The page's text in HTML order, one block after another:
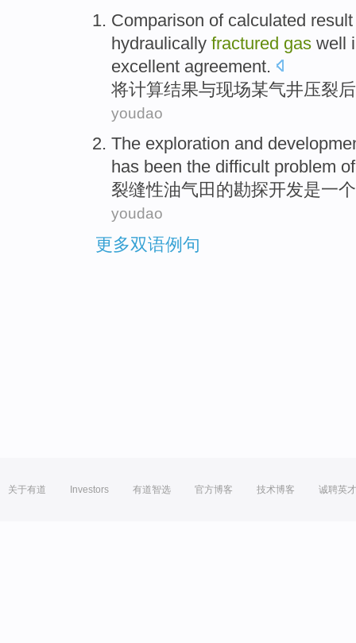
Comparison of calculated result
hydraulically fractured gas well
excellent agreement.
将计算结果与现场某气井压裂后
youdao
The exploration and
has been the difficult problem
裂缝性油气田 的勘探开发是一个
youdao
更多双语例句
关于有道 Investors 有道智选 官方博客 技术博客 诚聘英才